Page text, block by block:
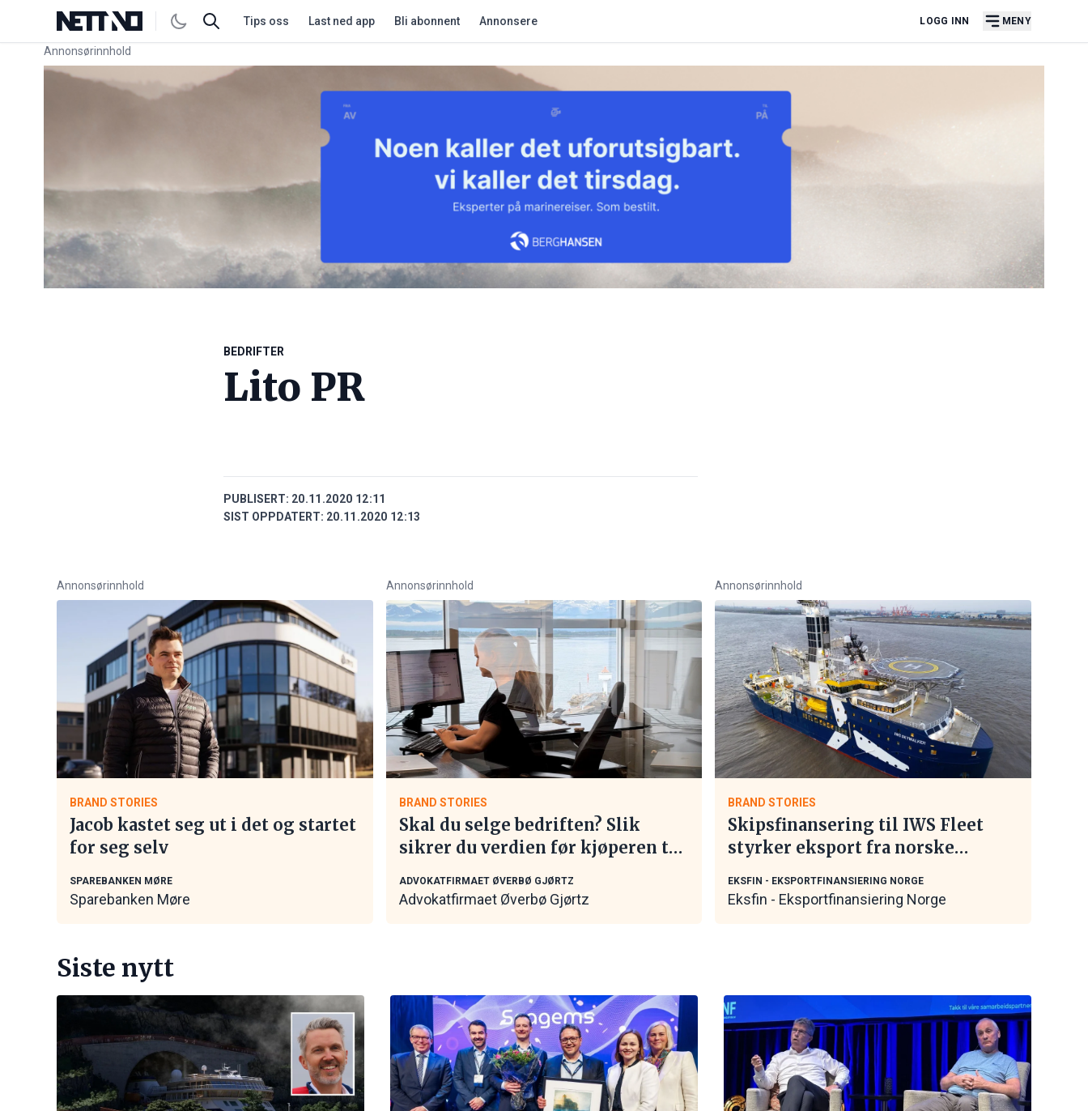
Tips oss Last ned app Bli abonnent Annonsere LOGG INN MENY
Annonsørinnhold
Link for annonse
BEDRIFTER
Lito PR
PUBLISERT: 20.11.2020 12:11
SIST OPPDATERT: 20.11.2020 12:13
Annonsørinnhold
BRAND STORIES
Jacob kastet seg ut i det og startet
for seg selv
SPAREBANKEN MØRE
Sparebanken Møre
Annonsørinnhold
BRAND STORIES
Skal du selge bedriften? Slik
sikrer du verdien før kjøperen tar
ADVOKATFIRMAET ØVERBØ GJØRTZ
Advokatfirmaet Øverbø Gjørtz
Annonsørinnhold
BRAND STORIES
Skipsfinansering til IWS Fleet
styrker eksport fra norske
EKSFIN - EKSPORTFINANSIERING NORGE
Eksfin - Eksportfinansiering Norge
Siste nytt